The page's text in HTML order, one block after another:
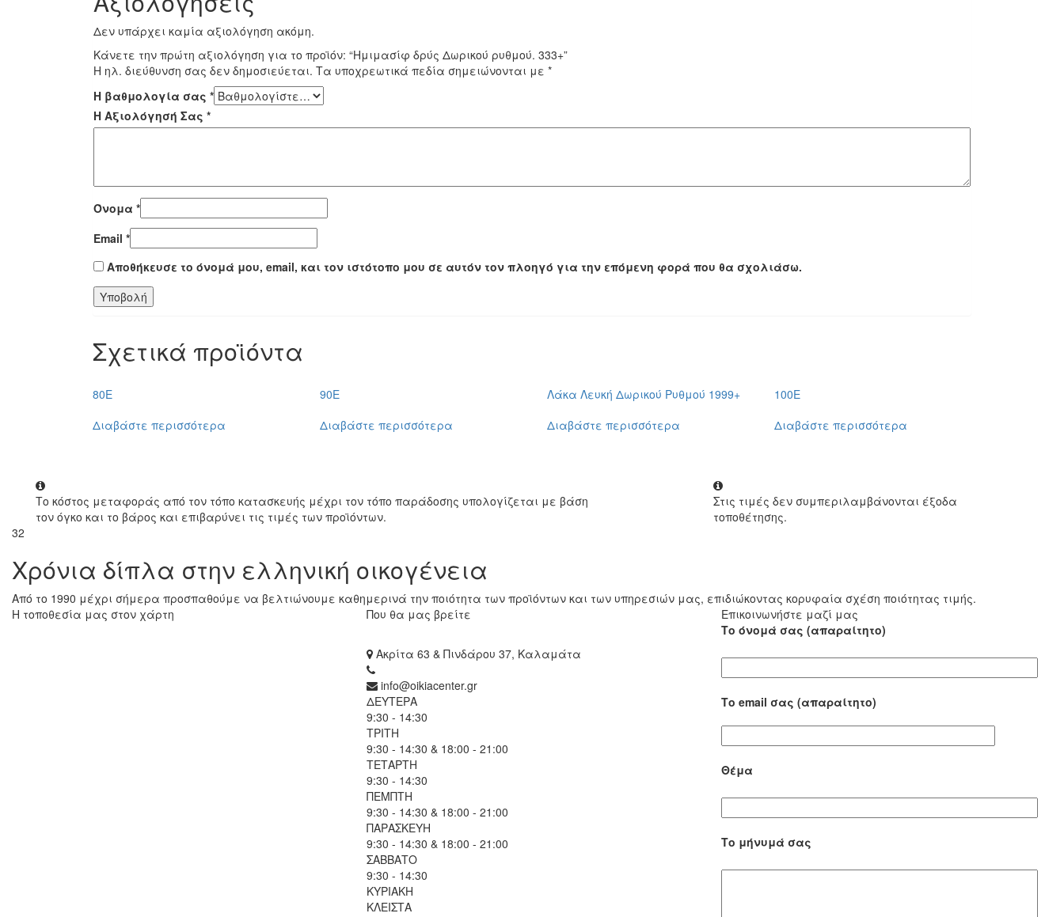
Δεν υπάρχει καμία αξιολόγηση ακόμη.
Κάνετε την πρώτη αξιολόγηση για το προϊόν: “Ημιμασίφ δρύς Δωρικού ρυθμού. 333+”
Η ηλ. διεύθυνση σας δεν δημοσιεύεται. Τα υποχρεωτικά πεδία σημειώνονται με *
Η βαθμολογία σας *
Η Αξιολόγησή Σας *
Όνομα *
Email *
Αποθήκευσε το όνομά μου, email, και τον ιστότοπο μου σε αυτόν τον πλοηγό για την επόμενη φορά που θα σχολιάσω.
Σχετικά προϊόντα
80Ε
Διαβάστε περισσότερα
90E
Διαβάστε περισσότερα
Λάκα Λευκή Δωρικού Ρυθμού 1999+
Διαβάστε περισσότερα
100E
Διαβάστε περισσότερα
Το κόστος μεταφοράς από τον τόπο κατασκευής μέχρι τον τόπο παράδοσης υπολογίζεται με βάση
τον όγκο και το βάρος και επιβαρύνει τις τιμές των προϊόντων.
Στις τιμές δεν συμπεριλαμβάνονται έξοδα
τοποθέτησης.
32
Χρόνια δίπλα στην ελληνική οικογένεια
Από το 1990 μέχρι σήμερα προσπαθούμε να βελτιώνουμε καθημερινά την ποιότητα των προϊόντων και των υπηρεσιών μας, επιδιώκοντας κορυφαία σχέση ποιότητας τιμής.
Η τοποθεσία μας στον χάρτη
Που θα μας βρείτε
Ακρίτα 63 & Πινδάρου 37, Καλαμάτα
info@oikiacenter.gr
ΔΕΥΤΕΡΑ
9:30 - 14:30
ΤΡΙΤΗ
9:30 - 14:30 & 18:00 - 21:00
ΤΕΤΑΡΤΗ
9:30 - 14:30
ΠΕΜΠΤΗ
9:30 - 14:30 & 18:00 - 21:00
ΠΑΡΑΣΚΕΥΗ
9:30 - 14:30 & 18:00 - 21:00
ΣΑΒΒΑΤΟ
9:30 - 14:30
ΚΥΡΙΑΚΗ
ΚΛΕΙΣΤΑ
Επικοινωνήστε μαζί μας
Το όνομά σας (απαραίτητο)
Το email σας (απαραίτητο)
Θέμα
Το μήνυμά σας